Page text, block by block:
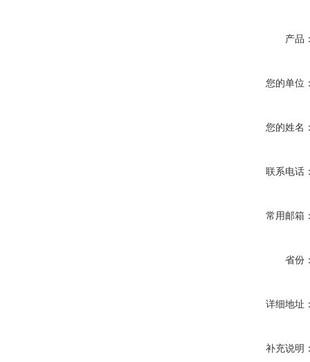
产品
您的单位
您的姓名
联系电话
常用邮箱
省份
详细地址
补充说明